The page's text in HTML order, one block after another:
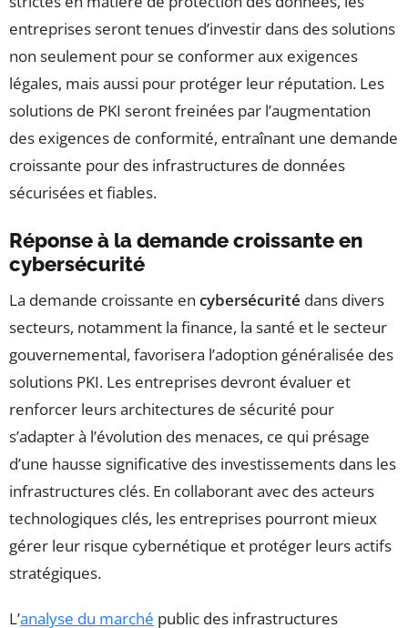
entreprises seront tenues d’investir dans des solutions
non seulement pour se conformer aux exigences
légales, mais aussi pour protéger leur réputation. Les
solutions de PKI seront freinées par l’augmentation
des exigences de conformité, entraînant une demande
croissante pour des infrastructures de données
sécurisées et fiables.
Réponse à la demande croissante en
cybersécurité
La demande croissante en cybersécurité dans divers
secteurs, notamment la finance, la santé et le secteur
gouvernemental, favorisera l’adoption généralisée des
solutions PKI. Les entreprises devront évaluer et
renforcer leurs architectures de sécurité pour
s’adapter à l’évolution des menaces, ce qui présage
d’une hausse significative des investissements dans les
infrastructures clés. En collaborant avec des acteurs
technologiques clés, les entreprises pourront mieux
gérer leur risque cybernétique et protéger leurs actifs
stratégiques.
L’analyse du marché public des infrastructures